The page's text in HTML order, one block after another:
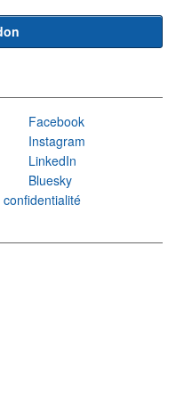
Facebook
Instagram
LinkedIn
Bluesky